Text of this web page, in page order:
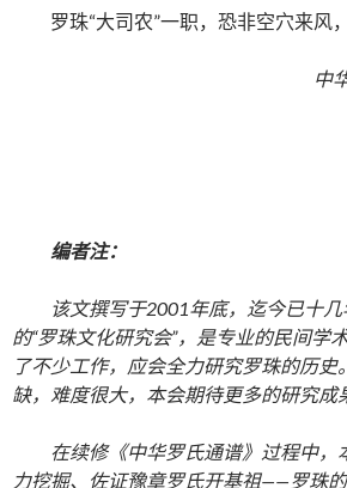
罗珠“大司农”一职，恐非空穴来风
中
编者注：
该文撰写于2001年底，迄今已十
的“罗珠文化研究会”，是专业的民间学
了不少工作，应会全力研究罗珠的历史
缺，难度很大，本会期待更多的研究成
在续修《中华罗氏通谱》过程中，
力挖掘、佐证豫章罗氏开基祖——罗珠的